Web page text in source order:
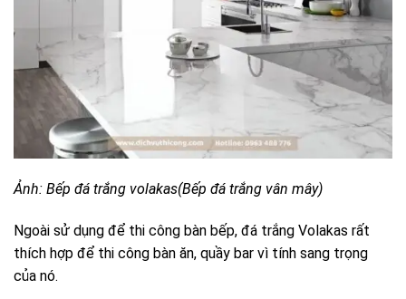
Ảnh: Bếp đá trắng volakas(Bếp đá trắng vân mây)
Ngoài sử dụng để thi công bàn bếp, đá trắng Volakas rất
thích hợp để thi công bàn ăn, quầy bar vì tính sang trọng
của nó.